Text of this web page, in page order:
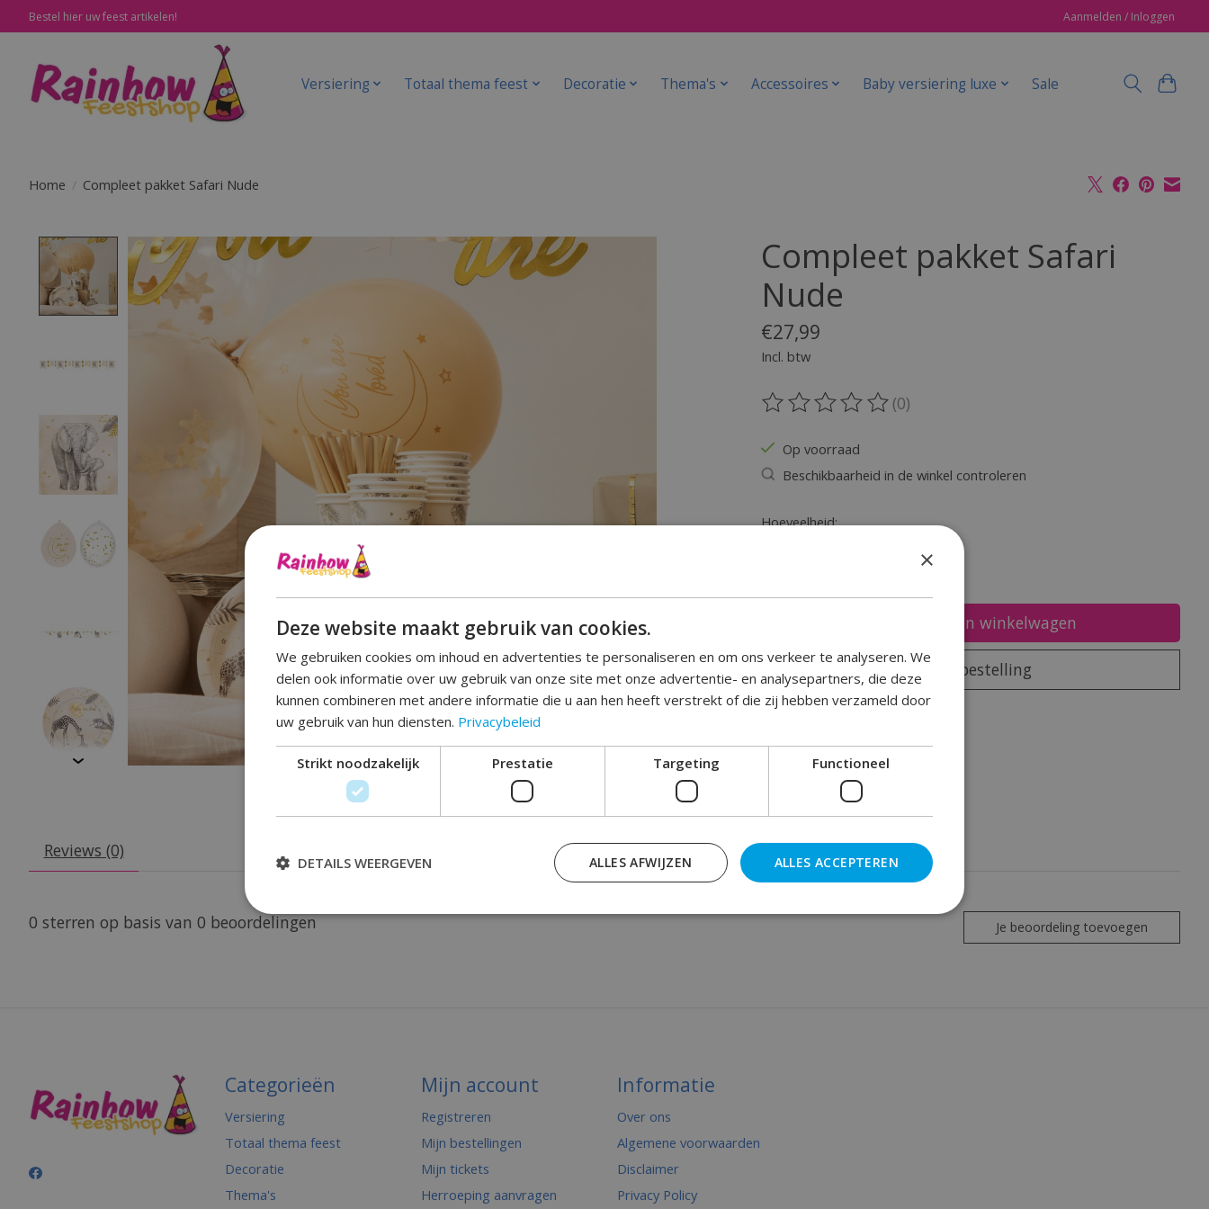
Bestel hier uw feest artikelen! Aanmelden / Inloggen
Versiering Totaal thema feest Decoratie Thema's Accessoires Baby versiering luxe Sale
Home / Compleet pakket Safari Nude
Product image slideshow Items
Compleet pakket Safari
Nude
€27,99
Incl. btw
De beoordeling van dit product is
(0)
Op voorraad
Beschikbaarheid in de winkel controleren
Hoeveelheid:
Toevoegen aan winkelwagen
Plaats bestelling
Toevoegen om te vergelijken
Reviews (0)
0 sterren op basis van 0 beoordelingen Je beoordeling toevoegen
Categorieën
Versiering
Totaal thema feest
Decoratie
Thema's
Mijn account
Registreren
Mijn bestellingen
Mijn tickets
Herroeping aanvragen
Informatie
Over ons
Algemene voorwaarden
Disclaimer
Privacy Policy
×
Deze website maakt gebruik van cookies.
We gebruiken cookies om inhoud en advertenties te personaliseren en om ons verkeer te analyseren. We
delen ook informatie over uw gebruik van onze site met onze advertentie- en analysepartners, die deze
kunnen combineren met andere informatie die u aan hen heeft verstrekt of die zij hebben verzameld door
uw gebruik van hun diensten. Privacybeleid
Strikt noodzakelijk Prestatie Targeting Functioneel
ALLES ACCEPTEREN
ALLES AFWIJZEN
DETAILS WEERGEVEN